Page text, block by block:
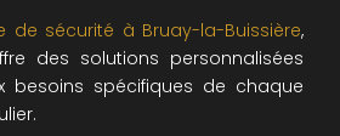
de sécurité à Bruay-la-Buissière,
des solutions personnalisées
besoins spécifiques de chaque